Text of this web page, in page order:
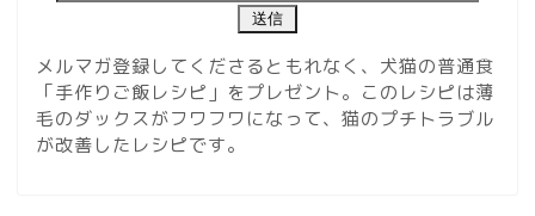
メルマガ登録してくださるともれなく、犬猫の普通食
「手作りご飯レシピ」をプレゼント。このレシピは薄
毛のダックスがフワフワになって、猫のプチトラブル
が改善したレシピです。